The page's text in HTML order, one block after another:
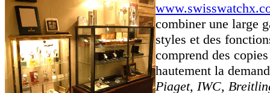
combiner une large
styles et des
comprend des
hautement la
Piaget, IWC,